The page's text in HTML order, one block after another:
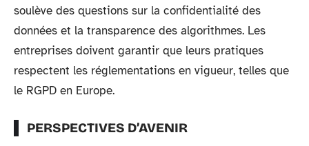
soulève des questions sur la confidentialité des
données et la transparence des algorithmes. Les
entreprises doivent garantir que leurs pratiques
respectent les réglementations en vigueur, telles que
le RGPD en Europe.
PERSPECTIVES D’AVENIR